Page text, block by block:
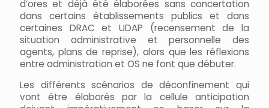
d’ores et déjà été élaborées sans concertation
dans certains établissements publics et dans
certaines DRAC et UDAP (recensement de la
situation administrative et personnelle des
agents, plans de reprise), alors que les réflexions
entre administration et OS ne font que débuter.
Les différents scénarios de déconfinement qui
vont être élaborés par la cellule anticipation